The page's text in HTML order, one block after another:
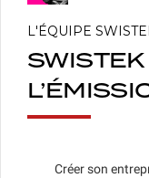
L'ÉQUIPE
Créer son